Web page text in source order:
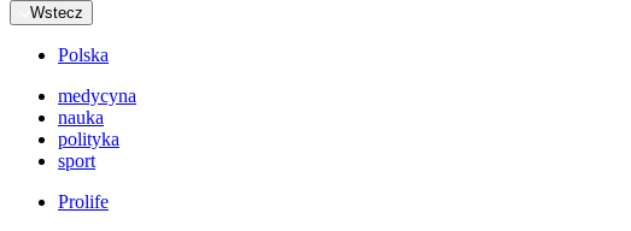
Wstecz
Polska
medycyna
nauka
polityka
sport
Prolife